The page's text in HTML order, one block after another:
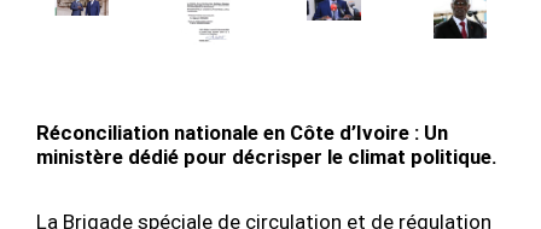
Réconciliation nationale en Côte d’Ivoire : Un
ministère dédié pour décrisper le climat politique.
La Brigade spéciale de circulation et de régulation